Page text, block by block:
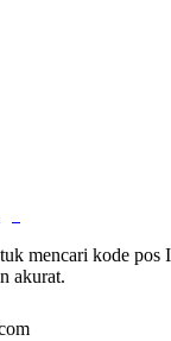
mencari kode pos
akurat.